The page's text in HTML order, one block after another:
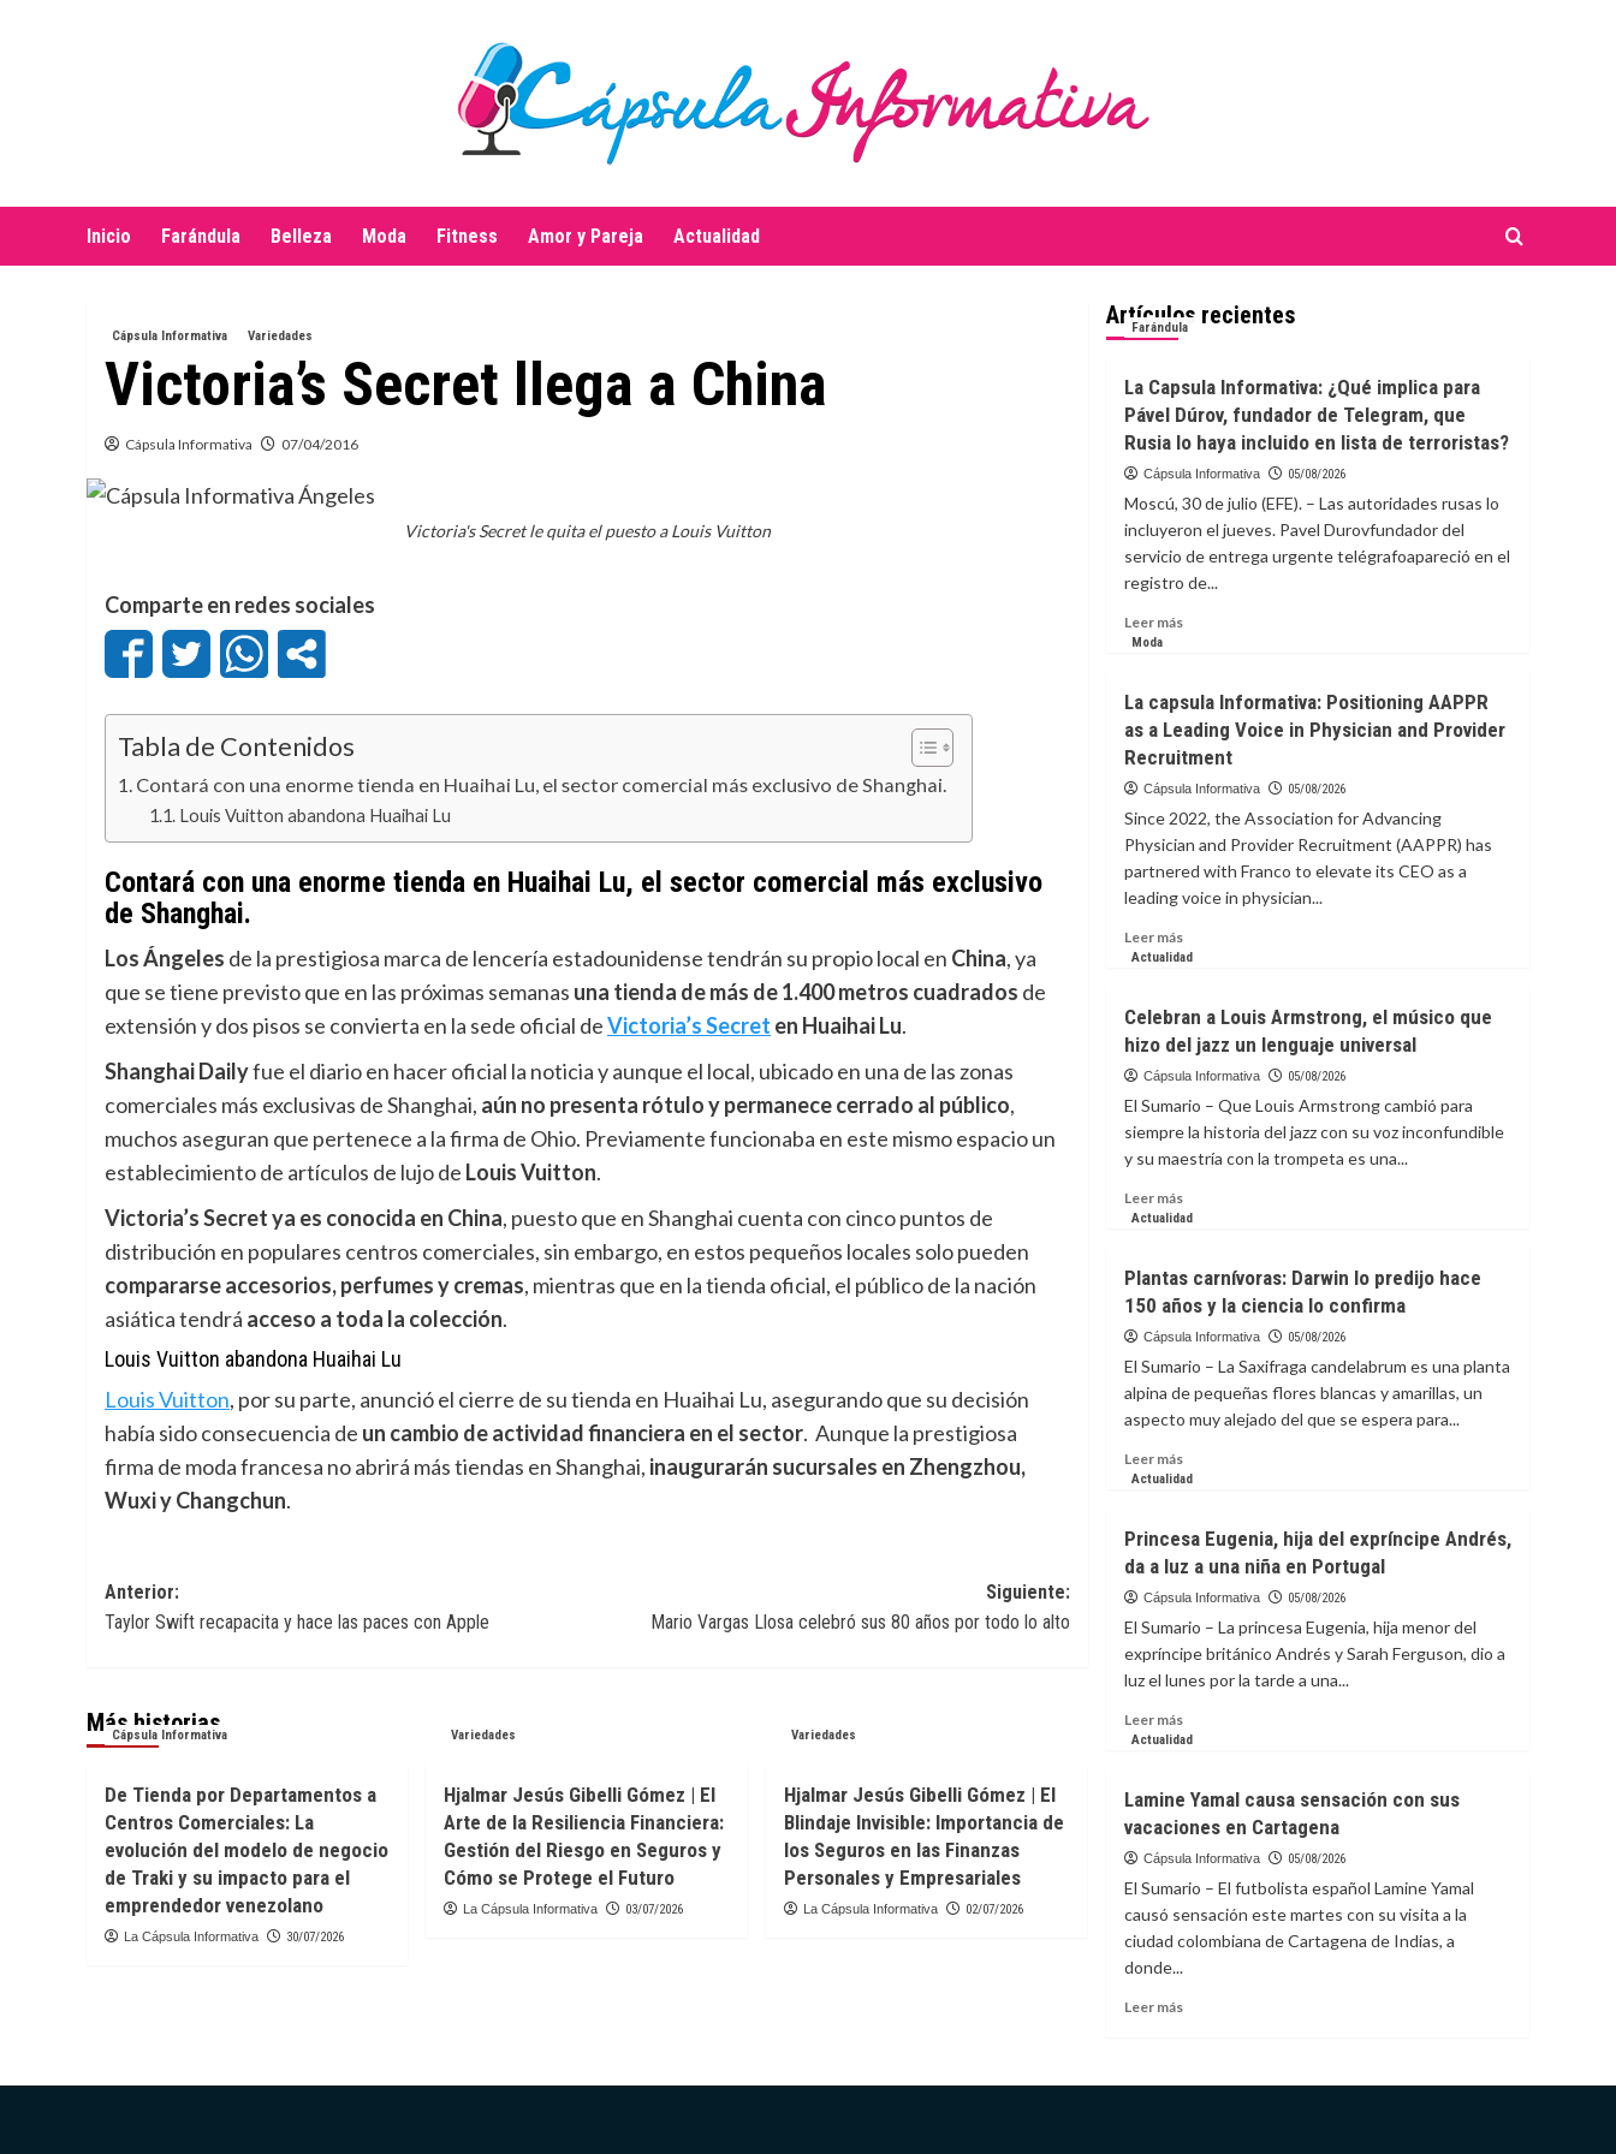
Inicio Farándula Belleza Moda Fitness Amor y Pareja Actualidad
Cápsula Informativa Variedades
Victoria’s Secret llega a China
Cápsula Informativa 07/04/2016
Victoria's Secret le quita el puesto a Louis Vuitton
Comparte en redes sociales
Tabla de Contenidos
Contará con una enorme tienda en Huaihai Lu, el sector comercial más exclusivo de Shanghai.
Louis Vuitton abandona Huaihai Lu
Contará con una enorme tienda en Huaihai Lu, el sector comercial más exclusivo
de Shanghai.
Los Ángeles de la prestigiosa marca de lencería estadounidense tendrán su propio local en China, ya
que se tiene previsto que en las próximas semanas una tienda de más de 1.400 metros cuadrados de
extensión y dos pisos se convierta en la sede oficial deVictoria’s Secret en Huaihai Lu.
Shanghai Dailyfue el diario en hacer oficial la noticia y aunque el local, ubicado en una de las zonas
comerciales más exclusivas de Shanghai, aún no presenta rótulo y permanece cerrado al público,
muchos aseguran que pertenece a la firma de Ohio. Previamente funcionaba en este mismo espacio un
establecimiento de artículos de lujo de Louis Vuitton.
Victoria’s Secret ya es conocida en China, puesto que en Shanghai cuenta con cinco puntos de
distribución en populares centros comerciales, sin embargo, en estos pequeños locales solo pueden
compararse accesorios, perfumes y cremas, mientras que en la tienda oficial, el público de la nación
asiática tendrá acceso a toda la colección.
Louis Vuitton abandona Huaihai Lu
Louis Vuitton, por su parte, anunció el cierre de su tienda en Huaihai Lu, asegurando que su decisión
había sido consecuencia de un cambio de actividad financiera en el sector. Aunque la prestigiosa
firma de moda francesa no abrirá más tiendas en Shanghai, inaugurarán sucursales en Zhengzhou,
Wuxi y Changchun.
Navegación
de
Anterior:
Taylor Swift recapacita y hace las paces con Apple
Siguiente:
Mario Vargas Llosa celebró sus 80 años por todo lo alto
Más historias
Cápsula Informativa
De Tienda por Departamentos a
Centros Comerciales: La
evolución del modelo de negocio
de Traki y su impacto para el
emprendedor venezolano
La Cápsula Informativa 30/07/2026
Variedades
Hjalmar Jesús Gibelli Gómez | El
Arte de la Resiliencia Financiera:
Gestión del Riesgo en Seguros y
Cómo se Protege el Futuro
La Cápsula Informativa 03/07/2026
Variedades
Hjalmar Jesús Gibelli Gómez | El
Blindaje Invisible: Importancia de
los Seguros en las Finanzas
Personales y Empresariales
La Cápsula Informativa 02/07/2026
Artículos recientes
Farándula
La Capsula Informativa: ¿Qué implica para
Pável Dúrov, fundador de Telegram, que
Rusia lo haya incluido en lista de terroristas?
Cápsula Informativa 05/08/2026
Moscú, 30 de julio (EFE). – Las autoridades rusas lo
incluyeron el jueves. Pavel Durovfundador del
servicio de entrega urgente telégrafoapareció en el
registro de...
Leer másLeer
Capsula
Informativa:
¿Qué
Pável
Dúrov,
fundador
de
que
Rusia
incluido
en
lista
de
Moda
La capsula Informativa: Positioning AAPPR
as a Leading Voice in Physician and Provider
Recruitment
Cápsula Informativa 05/08/2026
Since 2022, the Association for Advancing
Physician and Provider Recruitment (AAPPR) has
partnered with Franco to elevate its CEO as a
leading voice in physician...
Leer másLeer
más
capsula
Informativa:
Positioning
as
a
Leading
in
Provider
Recruitment
Actualidad
Celebran a Louis Armstrong, el músico que
hizo del jazz un lenguaje universal
Cápsula Informativa 05/08/2026
El Sumario – Que Louis Armstrong cambió para
siempre la historia del jazz con su voz inconfundible
y su maestría con la trompeta es una...
Leer másLeer
más
a
Louis
Armstrong,
músico
que
hizo
jazz
universal
Actualidad
Plantas carnívoras: Darwin lo predijo hace
150 años y la ciencia lo confirma
Cápsula Informativa 05/08/2026
El Sumario – La Saxifraga candelabrum es una planta
alpina de pequeñas flores blancas y amarillas, un
aspecto muy alejado del que se espera para...
Leer másLeer
más
carnívoras:
Darwin
lo
hace
150
años
la
confirma
Actualidad
Princesa Eugenia, hija del expríncipe Andrés,
da a luz a una niña en Portugal
Cápsula Informativa 05/08/2026
El Sumario – La princesa Eugenia, hija menor del
expríncipe británico Andrés y Sarah Ferguson, dio a
luz el lunes por la tarde a una...
Leer másLeer
más
Eugenia,
hija
del
Andrés,
da
a
luz
una
Portugal
Actualidad
Lamine Yamal causa sensación con sus
vacaciones en Cartagena
Cápsula Informativa 05/08/2026
El Sumario – El futbolista español Lamine Yamal
causó sensación este martes con su visita a la
ciudad colombiana de Cartagena de Indias, a
donde...
Leer másLeer